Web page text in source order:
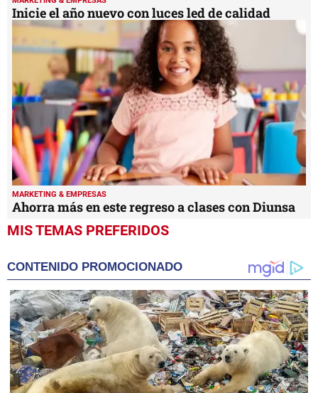
Inicie el año nuevo con luces led de calidad
MARKETING & EMPRESAS
Ahorra más en este regreso a clases con Diunsa
MIS TEMAS PREFERIDOS
CONTENIDO PROMOCIONADO